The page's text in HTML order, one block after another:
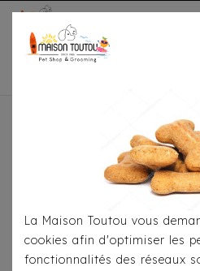
Pour Jouer
Santa
La Maison Toutou vous
cookies afin d'optimiser les
fonctionnalités des réseaux